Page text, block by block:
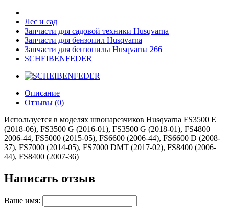
Лес и сад
Запчасти для садовой техники Husqvarna
Запчасти для бензопил Husqvarna
Запчасти для бензопилы Husqvarna 266
SCHEIBENFEDER
Описание
Отзывы (0)
Используется в моделях швонарезчиков Husqvarna FS3500 E
(2018-06), FS3500 G (2016-01), FS3500 G (2018-01), FS4800
2006-44, FS5000 (2015-05), FS6600 (2006-44), FS6600 D (2008-
37), FS7000 (2014-05), FS7000 DMT (2017-02), FS8400 (2006-
44), FS8400 (2007-36)
Написать отзыв
Ваше имя: